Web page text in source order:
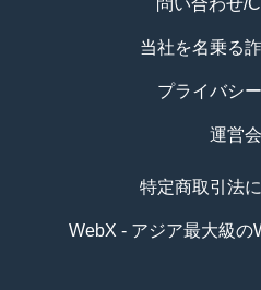
当社を名乗る
プライバシ
運営
特定商取引法
WebX - アジア最大級の